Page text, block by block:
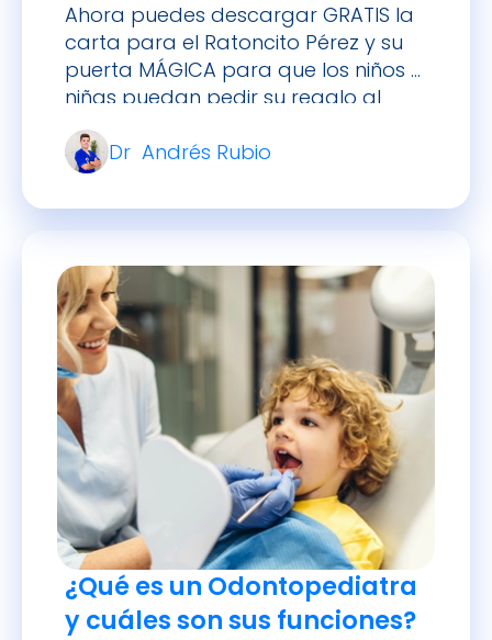
Ahora puedes descargar GRATIS la
carta para el Ratoncito Pérez y su
puerta MÁGICA para que los niños y
niñas puedan pedir su regalo al
caerse su diente.
Dr Andrés Rubio
¿Qué es un Odontopediatra
y cuáles son sus funciones?